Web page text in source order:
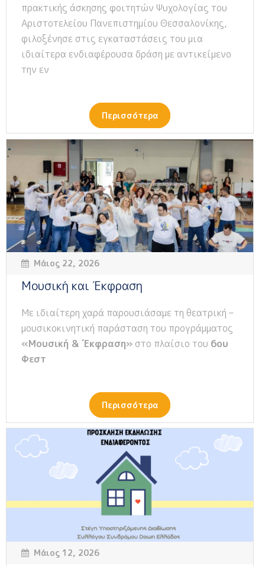
πρακτικής άσκησης φοιτητών Ψυχολογίας του
Αριστοτελείου Πανεπιστημίου Θεσσαλονίκης,
φιλοξένησε στις εγκαταστάσεις του μια
ιδιαίτερα ενδιαφέρουσα δράση με αντικείμενο
την εν
Περισσότερα
Μάιος 22, 2026
Μουσική και Έκφραση
Με ιδιαίτερη χαρά παρουσιάσαμε τη θεατρική –
μουσικοκινητική παράσταση του προγράμματος
«Μουσική & Έκφραση» στο πλαίσιο του 6ου
Φεστ
Περισσότερα
Μάιος 12, 2026